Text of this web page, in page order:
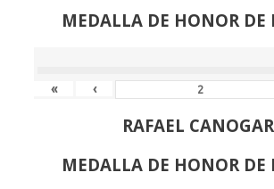
MEDALLA DE HONOR DE
« ‹
RAFAEL
MEDALLA DE HONOR DE